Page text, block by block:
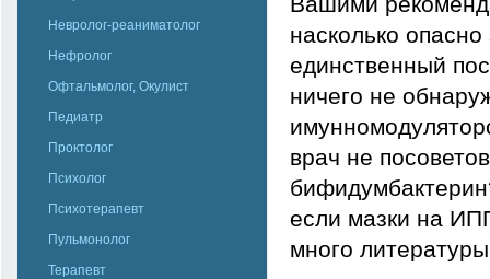
Невролог-реаниматолог
Нефролог
Офтальмолог, Окулист
Педиатр
Проктолог
Психолог
Психотерапевт
Пульмонолог
Терапевт
насколько
единственный
ничего не
врач не
если мазки на
много